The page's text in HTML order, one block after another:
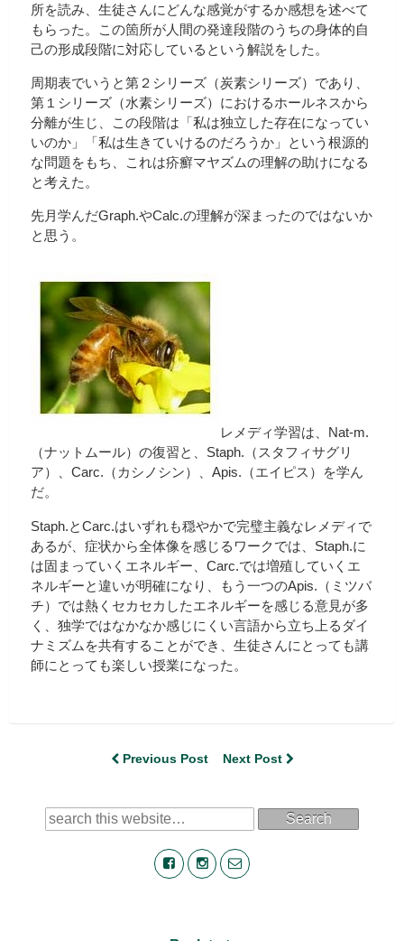
所を読み、生徒さんにどんな感覚がするか感想を述べて
もらった。この箇所が人間の発達段階のうちの身体的自
己の形成段階に対応しているという解説をした。
周期表でいうと第２シリーズ（炭素シリーズ）であり、
第１シリーズ（水素シリーズ）におけるホールネスから
分離が生じ、この段階は「私は独立した存在になってい
いのか」「私は生きていけるのだろうか」という根源的
な問題をもち、これは疥癬マヤズムの理解の助けになる
と考えた。
先月学んだGraph.やCalc.の理解が深まったのではないか
と思う。
レメディ学習は、Nat-m.
（ナットムール）の復習と、Staph.（スタフィサグリ
ア）、Carc.（カシノシン）、Apis.（エイピス）を学ん
だ。
Staph.とCarc.はいずれも穏やかで完璧主義なレメディで
あるが、症状から全体像を感じるワークでは、Staph.に
は固まっていくエネルギー、Carc.では増殖していくエ
ネルギーと違いが明確になり、もう一つのApis.（ミツバ
チ）では熱くセカセカしたエネルギーを感じる意見が多
く、独学ではなかなか感じにくい言語から立ち上るダイ
ナミズムを共有することができ、生徒さんにとっても講
師にとっても楽しい授業になった。
Previous Post Next Post
Search